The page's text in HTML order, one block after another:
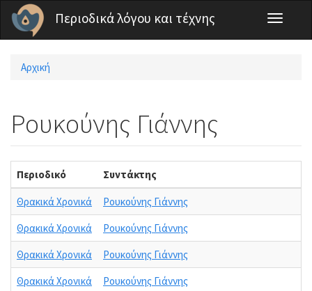
Παράκαμψη προς το κυρίως περιεχόμενο
Περιοδικά λόγου και τέχνης
Toggle
Είστε εδώ
Αρχική
Ρουκούνης Γιάννης
Περιοδικό Συντάκτης
Θρακικά Χρονικά
Ρουκούνης Γιάννης
Θρακικά Χρονικά
Ρουκούνης Γιάννης
Θρακικά Χρονικά
Ρουκούνης Γιάννης
Θρακικά Χρονικά
Ρουκούνης Γιάννης